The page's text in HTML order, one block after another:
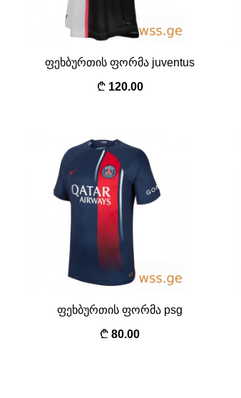
ფეხბურთის ფორმა juventus
120.00
ფეხბურთის ფორმა psg
80.00